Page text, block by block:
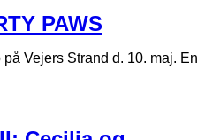
PAWS
Vejers Strand d. 10. maj. En